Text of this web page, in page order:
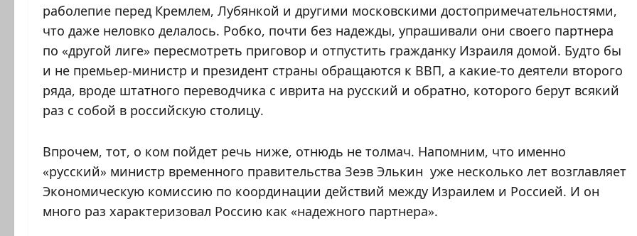
раболепие перед Кремлем, Лубянкой и другими московскими достопримечательностями,
что даже неловко делалось. Робко, почти без надежды, упрашивали они своего партнера
по «другой лиге» пересмотреть приговор и отпустить гражданку Израиля домой. Будто бы
и не премьер-министр и президент страны обращаются к ВВП, а какие-то деятели второго
ряда, вроде штатного переводчика с иврита на русский и обратно, которого берут всякий
раз с собой в российскую столицу.
Впрочем, тот, о ком пойдет речь ниже, отнюдь не толмач. Напомним, что именно
«русский» министр временного правительства Зеэв Элькин уже несколько лет возглавляет
Экономическую комиссию по координации действий между Израилем и Россией. И он
много раз характеризовал Россию как «надежного партнера».